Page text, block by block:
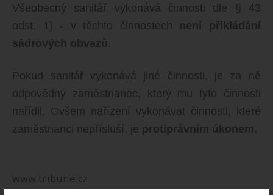
Všeobecný sanitář vykonává činnosti dle § 43
odst. 1) - v těchto činnostech není přikládání
sádrových obvazů .
Pokud sanitář vykonává jiné činnosti, je za ně
odpovědný zaměstnanec, který mu tyto činnosti
nařídil. Ovšem nařízení vykonávat činnosti, které
zaměstnanci nepřísluší, je protiprávním úkonem.
www.tribune.cz